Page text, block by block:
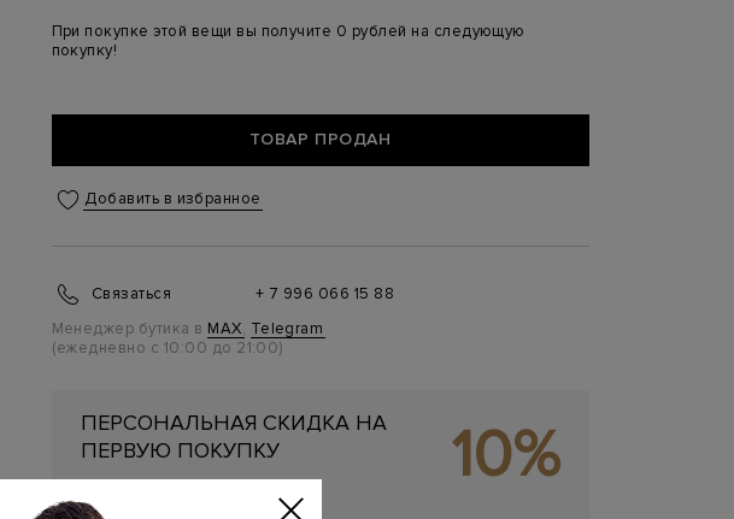
При покупке этой вещи вы получите 0 рублей на следующую
покупку!
ТОВАР ПРОДАН
Добавить в избранное
Связаться
+ 7 996 066 15 88
Менеджер бутика в MAX, Telegram
(ежедневно с 10:00 до 21:00)
ПЕРСОНАЛЬНАЯ СКИДКА НА
ПЕРВУЮ ПОКУПКУ
10%